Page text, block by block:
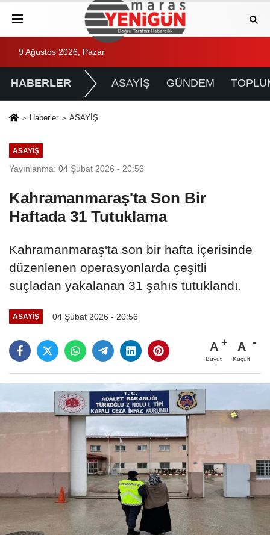
9 Ağustos 2026, Pazar
HABERLER ASAYİŞ GÜNDEM
Haberler ASAYİŞ
ASAYİŞ
Yayınlanma: 04 Şubat 2026 - 20:56
Kahramanmaraş'ta Son Bir
Haftada 31 Tutuklama
Kahramanmaraş'ta son bir hafta içerisinde
düzenlenen operasyonlarda çeşitli
suçladan yakalanan 31 şahıs tutuklandı.
ASAYİŞ 04 Şubat 2026 - 20:56
A
Büyüt
A
Küçült